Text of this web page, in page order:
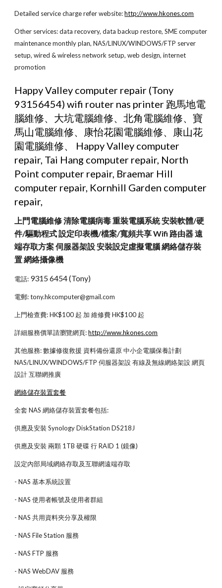
Detailed service charge refer website: http://www.hkones.com
Other services: data recovery, data backup restore, SME computer
maintenance monthly plan, NAS/LINUX/WINDOWS/FTP server
setup, wired & wireless network setup, web design, internet
promotion
Happy Valley computer repair (Tony
93156454) wifi router nas printer 跑馬地電
腦維修、大坑電腦維修、北角電腦維修、寶
馬山電腦維修、康怡花園電腦維修、康山花
園電腦維修、 Happy Valley computer
repair, Tai Hang computer repair, North
Point computer repair, Braemar Hill
computer repair, Kornhill Garden computer
repair,
上門電腦維修 清除電腦病毒 重裝電腦系統 安裝軟體/硬
件/驅動程式 設定印表機/檔案/寬頻共享 Wifi 路由器 遠
端存取方案 伺服器架設 安裝設定虛擬電腦 網絡儲存裝
置 網絡攝像機
電話: 9315 6454 (Tony)
電郵: tony.hkcomputer@gmail.com
上門檢查費: HK$100 起 加 維修費 HK$100 起
詳細服務價單請瀏覽網頁: http://www.hkones.com
其他服務: 數據修復救援 資料備份還原 中小企電腦保養計劃
NAS/LINUX/WINDOWS/FTP 伺服器架設 有線及無線網絡架設 網頁
設計 互聯網推廣
網絡儲存裝置套餐
全套 NAS 網絡儲存裝置套餐包括:
供應及安裝 Synology DiskStation DS218J
供應及安裝 兩顆 1TB 硬碟 行 RAID 1 (鏡像)
設定內部局域網絡存取及互聯網遠端存取
- NAS 基本系統設置
- NAS 使用者帳號及使用者群組
- NAS 共用資料夾分享及權限
- NAS File Station 服務
- NAS FTP 服務
- NAS WebDAV 服務